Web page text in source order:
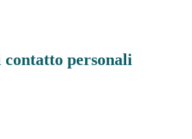
personali